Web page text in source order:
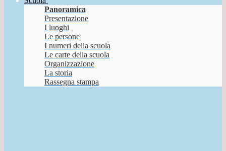
Panoramica
Presentazione
I luoghi
Le persone
I numeri della scuola
Le carte della scuola
Organizzazione
La storia
Rassegna stampa